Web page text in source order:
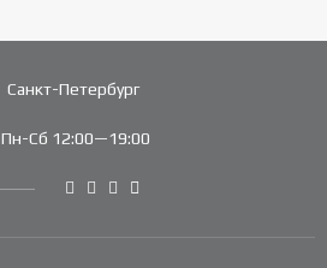
Санкт-Петербург
Пн-Сб 12:00—19:00